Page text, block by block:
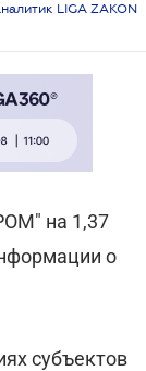
LIGA ZAKON
на 1,37
о
субъектов